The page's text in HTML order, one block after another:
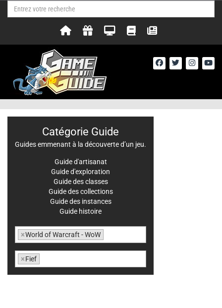
Catégorie Guide
Guides emmenant à la découverte d’un jeu.
Guide d'artisanat
Guide d'exploration
Guide des classes
Guide des collections
Guide des instances
Guide histoire
×World of Warcraft - WoW
×Fief